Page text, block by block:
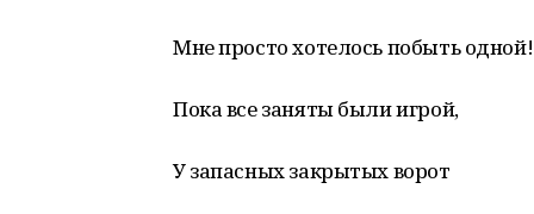
Мне просто хотелось побыть одной!
Пока все заняты были игрой,
У запасных закрытых ворот